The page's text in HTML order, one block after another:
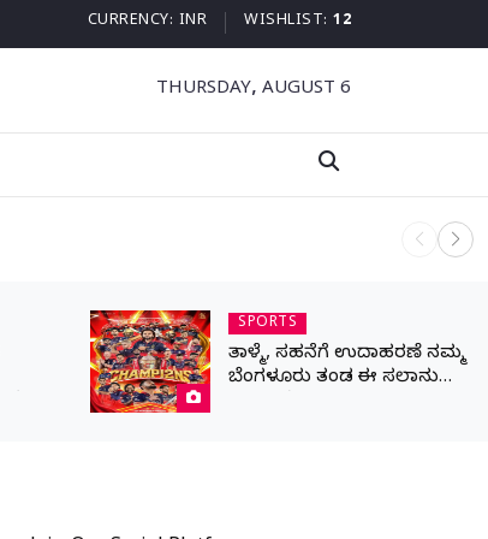
CURRENCY: INR WISHLIST: 12
THURSDAY, AUGUST 6
ನಾಳೆ
SPORTS
ತಾಳ್ಮೆ, ಸಹನೆಗೆ ಉದಾಹರಣೆ ನಮ್ಮ
ಬೆಂಗಳೂರು ತಂಡ ಈ ಸಲಾನು